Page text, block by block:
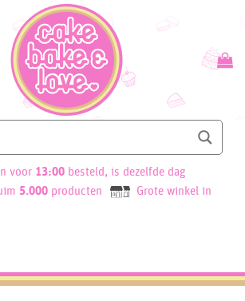
voor 13:00 besteld, is dezelfde dag
5.000 producten
Grote winkel in